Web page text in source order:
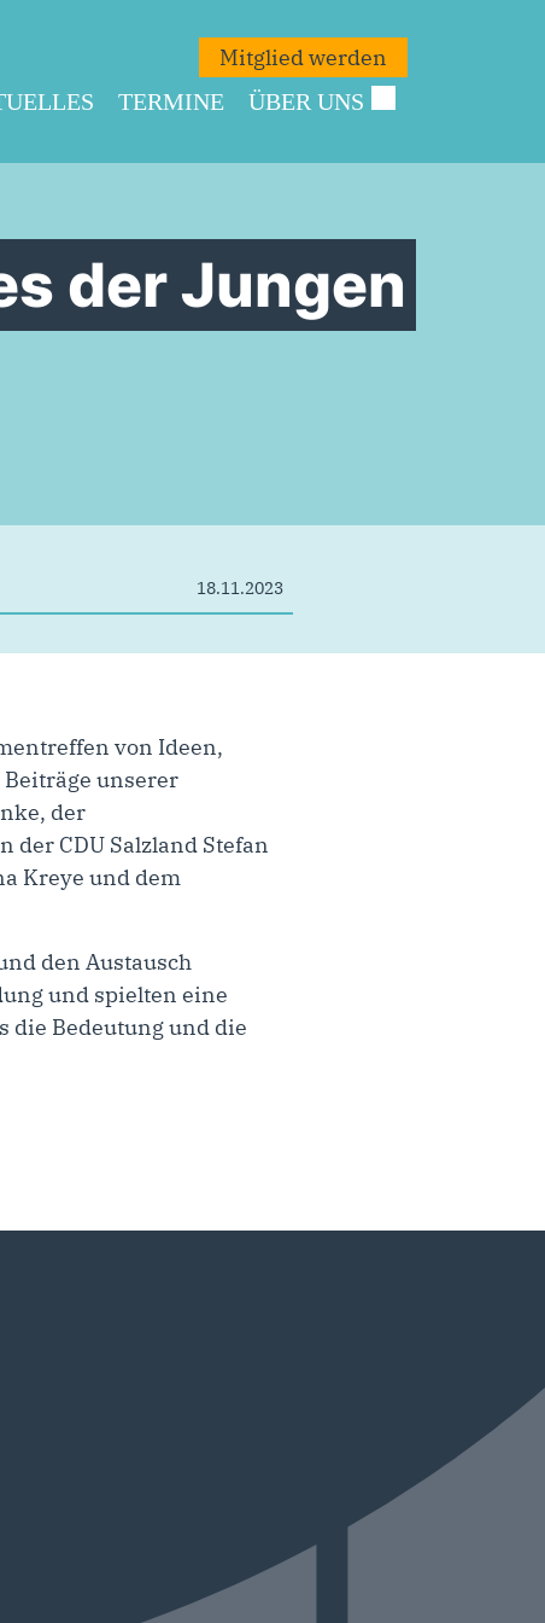
Mitglied werden
TERMINE ÜBER UNS
der Jungen
18.11.2023
von Ideen,
unserer
der
CDU Salzland Stefan
Kreye und dem
den Austausch
und spielten eine
die Bedeutung und die